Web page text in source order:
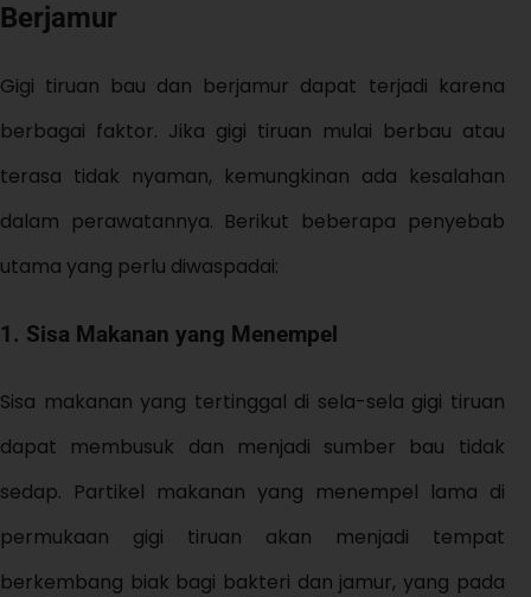
Berjamur
Gigi tiruan bau dan berjamur dapat terjadi karena
berbagai faktor. Jika gigi tiruan mulai berbau atau
terasa tidak nyaman, kemungkinan ada kesalahan
dalam perawatannya. Berikut beberapa penyebab
utama yang perlu diwaspadai:
1. Sisa Makanan yang Menempel
Sisa makanan yang tertinggal di sela-sela gigi tiruan
dapat membusuk dan menjadi sumber bau tidak
sedap. Partikel makanan yang menempel lama di
permukaan gigi tiruan akan menjadi tempat
berkembang biak bagi bakteri dan jamur, yang pada